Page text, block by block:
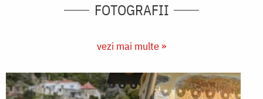
FOTOGRAFII
vezi mai multe »